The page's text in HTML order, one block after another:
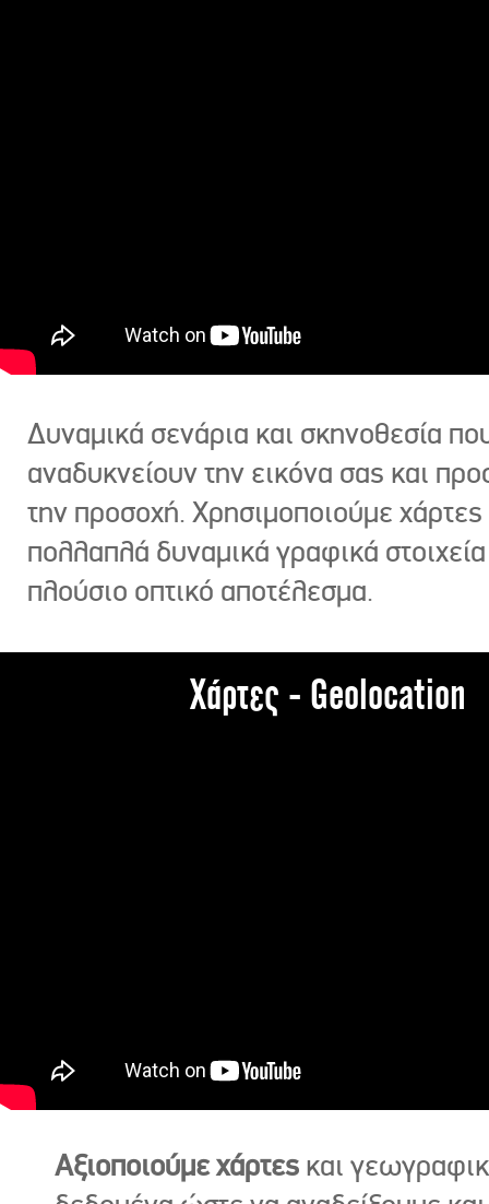
Δυναμικά σενάρια και σκηνοθεσία
αναδυκνείουν την εικόνα σας και
την προσοχή. Χρησιμοποιούμε χάρτες
πολλαπλά δυναμικά γραφικά στοιχεία
πλούσιο οπτικό αποτέλεσμα.
Χάρτες - Geolocation
Αξιοποιούμε χάρτες και